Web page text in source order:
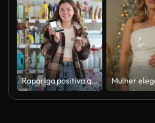
Rapariga positiva que escolhe cosméticos diferentes no grande armazém com decoração do ano novo